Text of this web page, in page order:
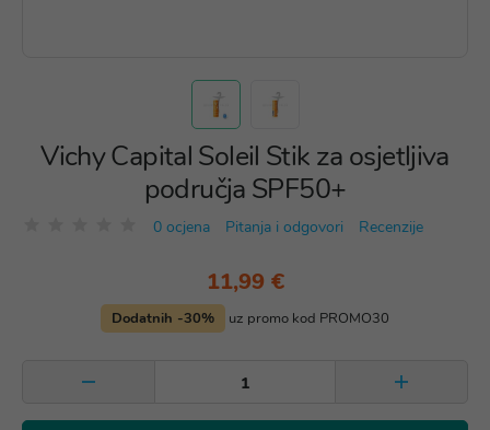
Vichy Capital Soleil Stik za osjetljiva
područja SPF50+
0 ocjena Pitanja i odgovori Recenzije
11,99 €
Dodatnih -30% uz promo kod PROMO30